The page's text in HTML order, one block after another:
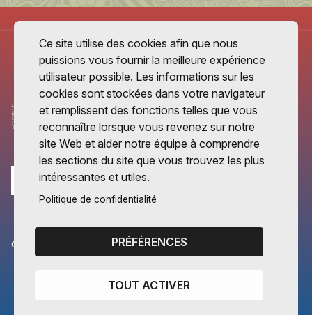
CANTONS PARTENAIRES
Vaud
Ce site utilise des cookies afin que nous
puissions vous fournir la meilleure expérience
utilisateur possible. Les informations sur les
cookies sont stockées dans votre navigateur
et remplissent des fonctions telles que vous
reconnaître lorsque vous revenez sur notre
site Web et aider notre équipe à comprendre
les sections du site que vous trouvez les plus
intéressantes et utiles.
Politique de confidentialité
PRÉFÉRENCES
TOUT ACTIVER